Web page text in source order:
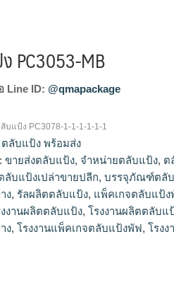
PC3053-MB
Line ID: @qmapackage
บแป้ง PC3078-1-1-1-1-1-1
ตลับแป้ง พร้อมส่ง
ขายส่งตลับแป้ง, จำหน่ายตลับแป้ง, ต
ลับแป้งเปล่าขายปลีก,บรรจุภัณฑ์ตลั
ง, รัลผลิตตลับแป้ง, แพ็คเกจตลับแป้ง
งานผลิตตลับแป้ง,โรงงานผลิตตลับแ
ง,โรงงานแพ็คเกจตลับแป้งพัฟ,โรงง